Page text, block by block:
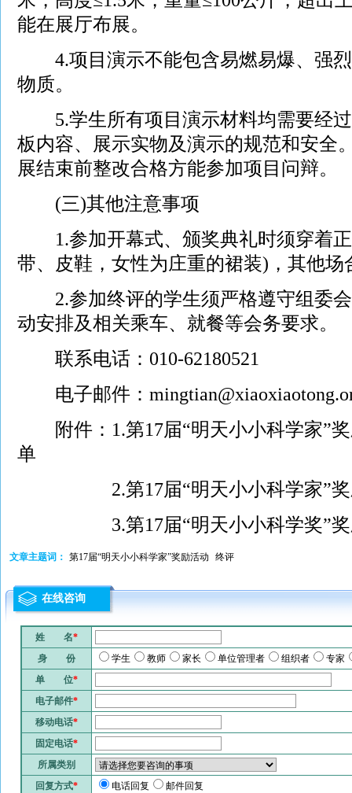
能在展厅布展。
4.项目演示不能包含易燃易爆、强烈
物质。
5.学生所有项目演示材料均需要经过
板内容、展示实物及演示的规范和安全
展结束前整改合格方能参加项目问辩。
(三)其他注意事项
1.参加开幕式、颁奖典礼时须穿着正
带、皮鞋，女性为庄重的裙装)，其他场
2.参加终评的学生须严格遵守组委会
动安排及相关乘车、就餐等会务要求。
联系电话：010-62180521
电子邮件：
附件：1.第17届“明天小小科学家”
单
2.第17届“明天小小科学家”
3.第17届“明天小小科学奖”
文章主题词： 第17届“明天小小科学家”奖励活动 终评
在线咨询
姓 名*
身 份
学生 教师 家长 单位管理者 组织者
专家
单 位*
电子邮件*
移动电话*
固定电话*
所属类别
回复方式* 电话回复
邮件回复